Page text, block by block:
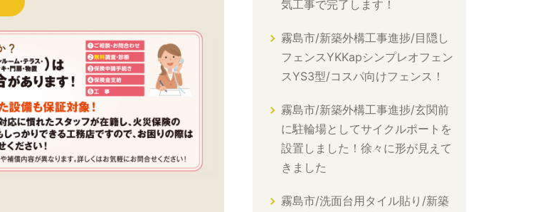
気工事で完了します！
霧島市/新築外構工事進捗/目隠し
フェンスYKKapシンプレオフェン
スYS3型/コスパ向けフェンス！
霧島市/新築外構工事進捗/玄関前
に駐輪場としてサイクルポートを
設置しました！徐々に形が見えて
きました
霧島市/洗面台用タイル貼り/新築